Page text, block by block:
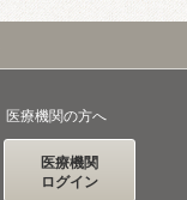
医療機関の方へ
医療機関
ログイン